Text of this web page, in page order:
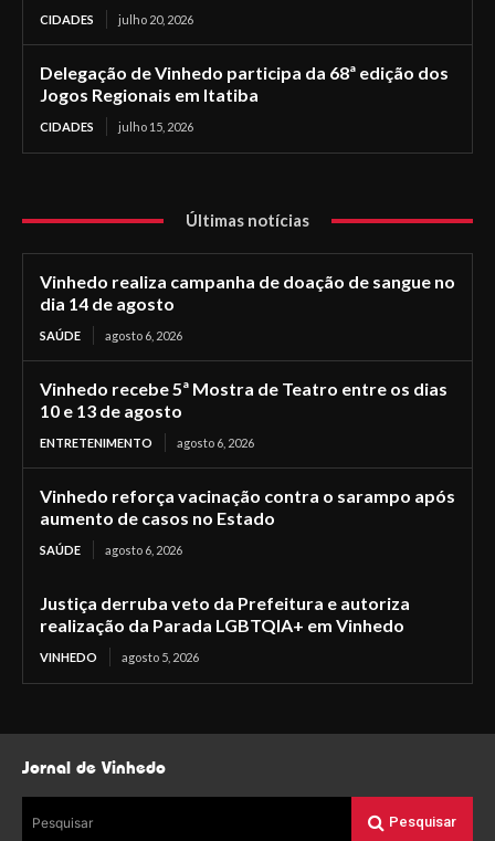
CIDADES julho 20, 2026
Delegação de Vinhedo participa da 68ª edição dos
Jogos Regionais em Itatiba
CIDADES julho 15, 2026
Últimas notícias
Vinhedo realiza campanha de doação de sangue no
dia 14 de agosto
SAÚDE agosto 6, 2026
Vinhedo recebe 5ª Mostra de Teatro entre os dias
10 e 13 de agosto
ENTRETENIMENTO agosto 6, 2026
Vinhedo reforça vacinação contra o sarampo após
aumento de casos no Estado
SAÚDE agosto 6, 2026
Justiça derruba veto da Prefeitura e autoriza
realização da Parada LGBTQIA+ em Vinhedo
VINHEDO agosto 5, 2026
Jornal de Vinhedo
Pesquisar Pesquisar